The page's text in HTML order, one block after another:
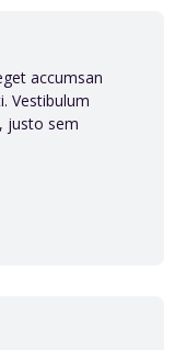
accumsan
Vestibulum
justo sem